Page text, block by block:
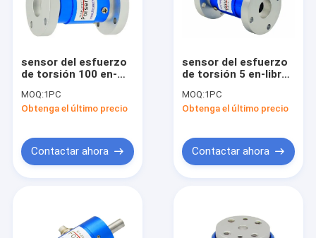
sensor del esfuerzo
de torsión 100 en-
transductor del
esfuerzo de torsión
del nanómetro
MOQ:1PC
Obtenga el último precio
Contactar ahora
sensor del esfuerzo
de torsión 5 en-libras
transductor del
esfuerzo de torsión
MOQ:1PC
Obtenga el último precio
Contactar ahora